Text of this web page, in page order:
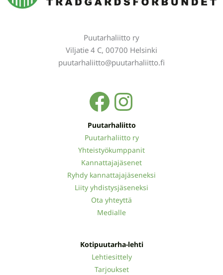
Puutarhaliitto ry
Viljatie 4 C, 00700 Helsinki
puutarhaliitto@puutarhaliitto.fi
Facebook
Puutarhaliitto
Puutarhaliitto ry
Yhteistyökumppanit
Kannattajajäsenet
Ryhdy kannattajajäseneksi
Liity yhdistysjäseneksi
Ota yhteyttä
Medialle
Kotipuutarha-lehti
Lehtiesittely
Tarjoukset